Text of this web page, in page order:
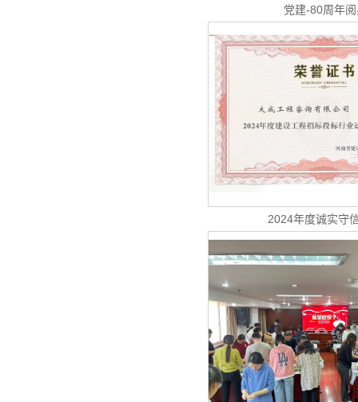
党建-80周年
2024年度诚实守